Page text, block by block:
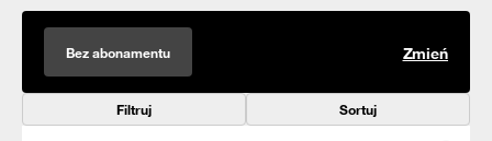
Bez abonamentu Zmień
Filtruj Sortuj